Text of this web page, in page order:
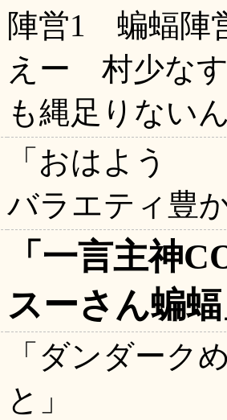
陣営1 蝙蝠陣
えー 村少な
も縄足りない
「おはよう
バラエティ豊
「一言主神
スーさん蝙
「ダンダーク
と」